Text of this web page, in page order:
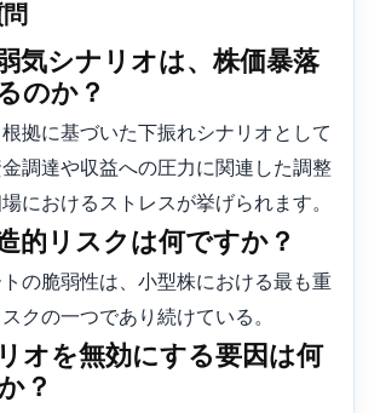
気シナリオは、株価暴落
のか？
拠に基づいた下振れシナリオとして
調達や収益への圧力に関連した調整
におけるストレスが挙げられます。
的リスクは何ですか？
の脆弱性は、小型株における最も重
クの一つであり続けている。
オを無効にする要因は何
？